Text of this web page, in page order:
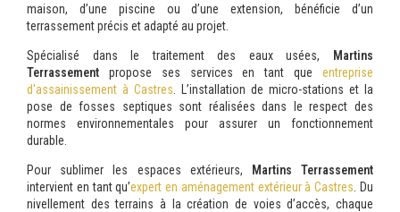
maison, d’une piscine ou d’une extension, bénéficie d’un
terrassement précis et adapté au projet.
Spécialisé dans le traitement des eaux usées, Martins
Terrassement propose ses services en tant que entreprise
d'assainissement à Castres . L’installation de micro-stations et la
pose de fosses septiques sont réalisées dans le respect des
normes environnementales pour assurer un fonctionnement
durable.
Pour sublimer les espaces extérieurs, Martins Terrassement
intervient en tant qu’expert en aménagement extérieur à Castres . Du
nivellement des terrains à la création de voies d’accès, chaque